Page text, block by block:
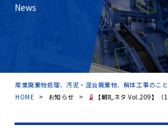
News
産業廃棄物処理、汚泥・混合廃棄物、解体工事のこ
HOME > お知らせ > 【朝礼ネタ Vol.209】（